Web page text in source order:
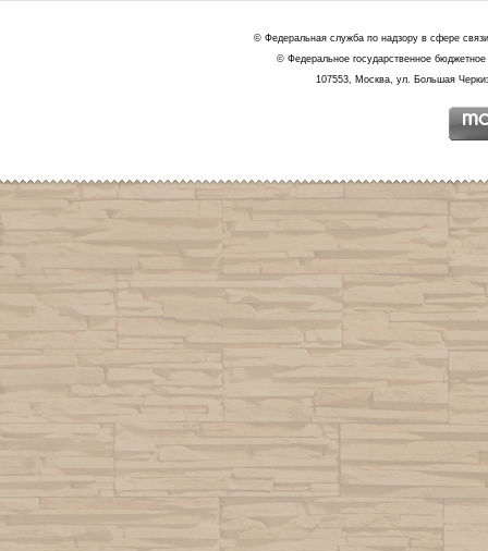
© Федеральная служба по надзору в сфере
© Федеральное государственное
107553, Москва, ул. Большая